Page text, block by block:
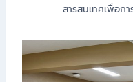
สารสนเทศเพื่อก